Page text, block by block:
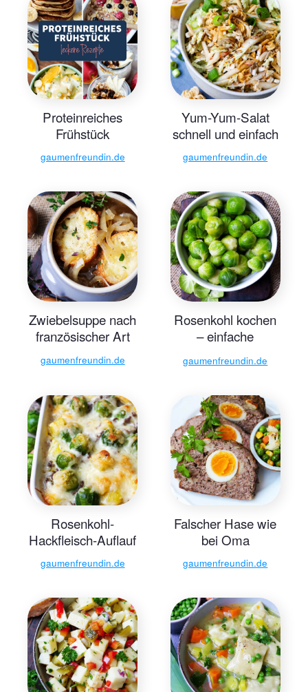
Proteinreiches
Frühstück
gaumenfreundin.de
Yum-Yum-Salat
schnell und einfach
gaumenfreundin.de
Zwiebelsuppe nach
französischer Art
gaumenfreundin.de
Rosenkohl kochen
– einfache
gaumenfreundin.de
Rosenkohl-
Hackfleisch-Auflauf
gaumenfreundin.de
Falscher Hase wie
bei Oma
gaumenfreundin.de